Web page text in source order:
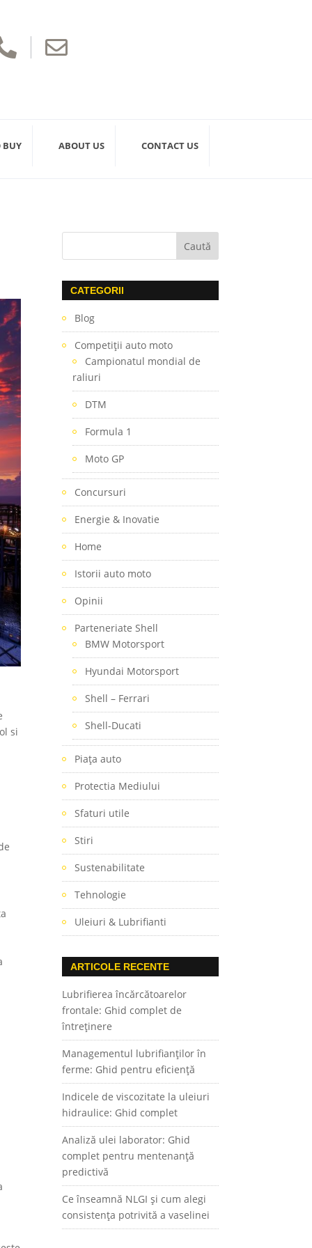

BUY ABOUT US CONTACT US
si
CATEGORII
Blog
Competiţii auto moto
Campionatul mondial de
raliuri
DTM
Formula 1
Moto GP
Concursuri
Energie & Inovatie
Home
Istorii auto moto
Opinii
Parteneriate Shell
BMW Motorsport
Hyundai Motorsport
Shell – Ferrari
Shell-Ducati
Piaţa auto
Protectia Mediului
Sfaturi utile
Stiri
Sustenabilitate
Tehnologie
Uleiuri & Lubrifianti
ARTICOLE RECENTE
Lubrifierea încărcătoarelor
frontale: Ghid complet de
întreținere
Managementul lubrifianților în
ferme: Ghid pentru eficiență
Indicele de viscozitate la uleiuri
hidraulice: Ghid complet
Analiză ulei laborator: Ghid
complet pentru mentenanță
predictivă
Ce înseamnă NLGI și cum alegi
consistența potrivită a vaselinei